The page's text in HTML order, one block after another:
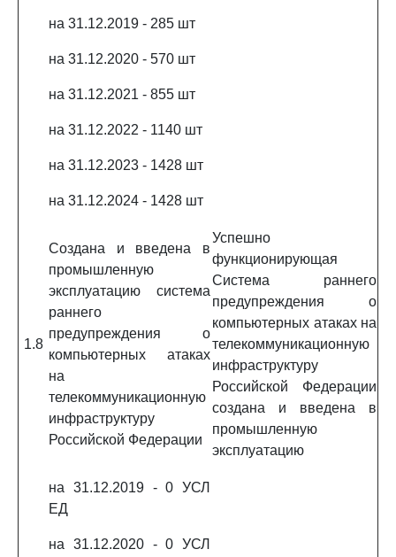
на 31.12.2019 - 285 шт
на 31.12.2020 - 570 шт
на 31.12.2021 - 855 шт
на 31.12.2022 - 1140 шт
на 31.12.2023 - 1428 шт
на 31.12.2024 - 1428 шт
1.8
Создана и введена в
промышленную
эксплуатацию система
раннего
предупреждения о
компьютерных атаках
на
телекоммуникационную
инфраструктуру
Российской Федерации
Успешно
функционирующая
Система раннего
предупреждения о
компьютерных атаках на
телекоммуникационную
инфраструктуру
Российской Федерации
создана и введена в
промышленную
эксплуатацию
на 31.12.2019 - 0 УСЛ
ЕД
на 31.12.2020 - 0 УСЛ